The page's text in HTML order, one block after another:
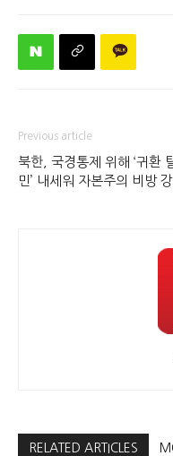
Previous article
북한, 국경통제 위해 ‘귀환
민’ 내세워 자본주의 비방
RELATED ARTICLES